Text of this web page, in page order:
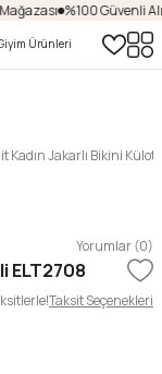
%100 Güvenli
Kadın Jakarlı Bikini Külot
Yorumlar (0)
ELT2708
Taksit Seçenekleri